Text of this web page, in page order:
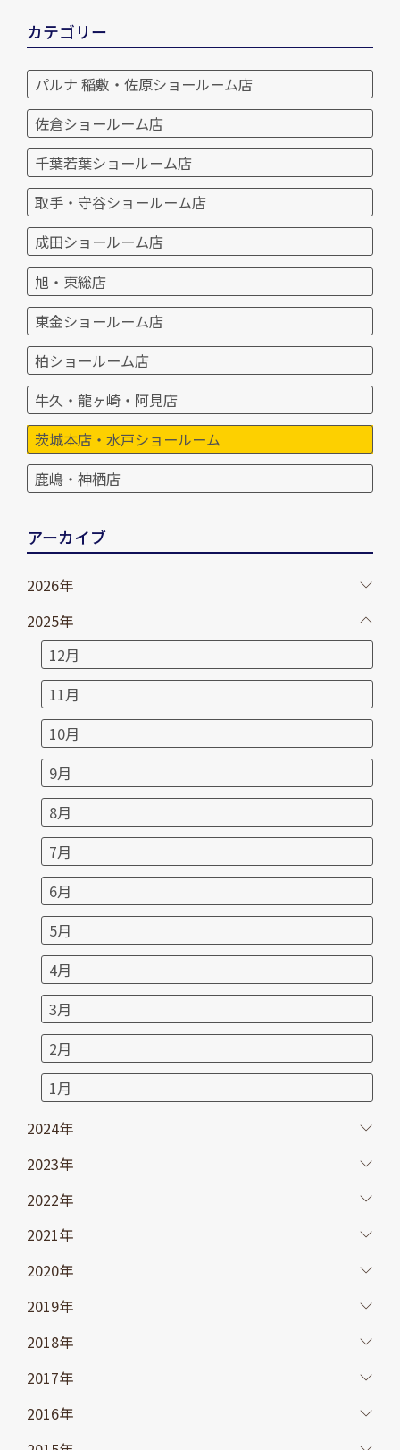
カテゴリー
パルナ 稲敷・佐原ショールーム店
佐倉ショールーム店
千葉若葉ショールーム店
取手・守谷ショールーム店
成田ショールーム店
旭・東総店
東金ショールーム店
柏ショールーム店
牛久・龍ヶ崎・阿見店
茨城本店・水戸ショールーム
鹿嶋・神栖店
アーカイブ
2026年
2025年
12月
11月
10月
9月
8月
7月
6月
5月
4月
3月
2月
1月
2024年
2023年
2022年
2021年
2020年
2019年
2018年
2017年
2016年